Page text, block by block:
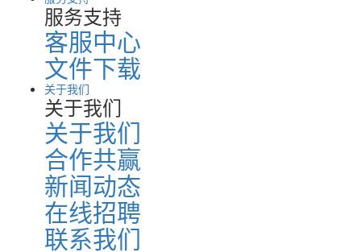
服务支持
客服中心
文件下载
关于我们
关于我们
关于我们
合作共赢
新闻动态
在线招聘
联系我们